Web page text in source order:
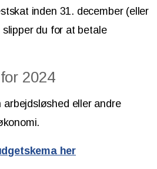
inden 31. december (eller
du for at betale
2024
arbejdsløshed eller andre
her